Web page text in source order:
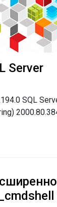
Server
SQL